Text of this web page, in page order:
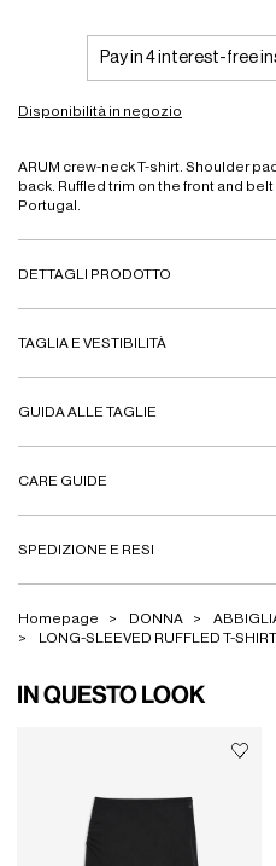
Pay in 4 interest-free
Disponibilità in negozio
ARUM crew-neck T-shirt. Shoulder
back. Ruffled trim on the front and
Portugal.
DETTAGLI PRODOTTO
TAGLIA E VESTIBILITÀ
GUIDA ALLE TAGLIE
CARE GUIDE
SPEDIZIONE E RESI
Homepage DONNA
LONG-SLEEVED RUFFLED T-SHIRT
IN QUESTO LOOK